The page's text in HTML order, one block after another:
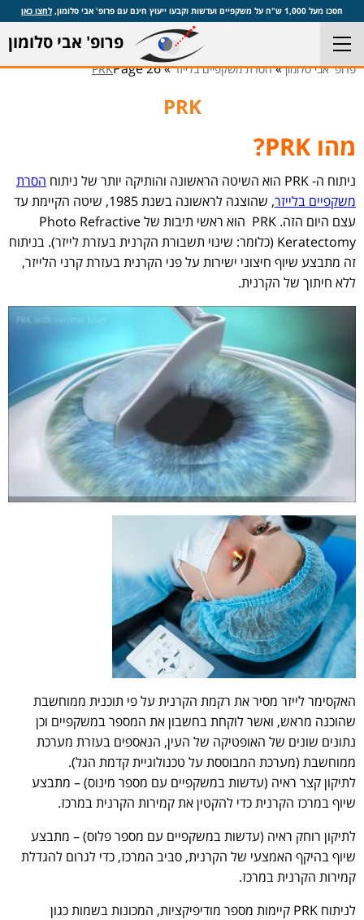
חסכו מעל 1,000 ש"ח על משקפיים ועדשות וקבעו ייעוץ חינם עם פרופ' אבי סלומון, לחצו כאן
פרופ' אבי סלומון
פרופ' אבי סלומון»הסרת משקפיים בלייזר»
PRKPage 26
PRK
מהו PRK?
ניתוח ה- PRK הוא השיטה הראשונה והותיקה יותר של ניתוח
הסרת
משקפיים בלייזר
, שהוצגה לראשונה בשנת 1985, שיטה הקיימת עד
עצם היום הזה. PRK הוא ראשי תיבות של Photo Refractive
Keratectomy (כלומר: שינוי תשבורת הקרנית בעזרת לייזר). בניתוח
זה מתבצע שיוף חיצוני ישירות על פני הקרנית בעזרת קרני הלייזר,
ללא חיתוך של הקרנית.
האקסימר לייזר מסיר את רקמת הקרנית על פי תוכנית ממוחשבת
שהוכנה מראש, ואשר לוקחת בחשבון את המספר במשקפיים וכן
נתונים שונים של האופטיקה של העין, הנאספים בעזרת מערכת
ממוחשבת (מערכת המבוססת על טכנולוגיית קדמת הגל).
לתיקון קצר ראיה (עדשות במשקפיים עם מספר מינוס) – מתבצע
שיוף במרכז הקרנית כדי להקטין את קמירות הקרנית במרכז.
לתיקון רוחק ראיה (עדשות במשקפיים עם מספר פלוס) – מתבצע
שיוף בהיקף האמצעי של הקרנית, סביב המרכז, כדי לגרום להגדלת
קמירות הקרנית במרכז.
לניתוח PRK קיימות מספר מודיפיקציות, המכונות בשמות כגון